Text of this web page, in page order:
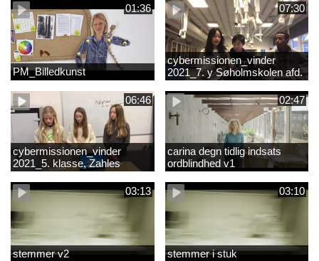
01:36
PM_Billedkunst
07:30
cybermissionen_vinder
2021_7. y Søholmskolen afd.
toftevang
06:46
cybermissionen_vinder
2021_5. klasse, Zahles
gymnasieskole.mp4
02:47
carina degn tidlig indsats
ordblindhed v1
03:13
stemmer v2
03:10
stemmer i stuk